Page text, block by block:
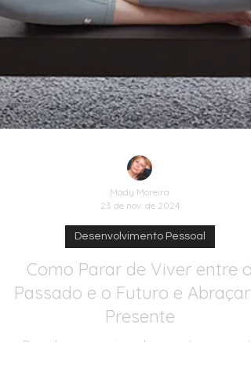
Mady Moreira